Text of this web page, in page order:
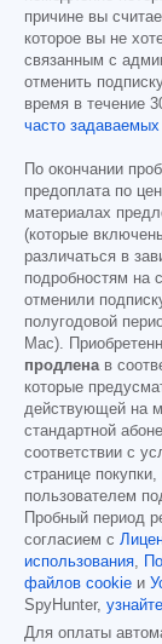
причине вы
которое вы не
связанным с
отменить
время в течение
часто
По окончании
предоплата по
материалах
(которые
различаться в
подробностям на
отменили
полугодовой
Mac).
продленав
которые
действующей на
стандартной
соответствии с
странице
пользователем
Пробный период
согласием с
использования,
файлов cookie и
SpyHunter,
Для оплаты